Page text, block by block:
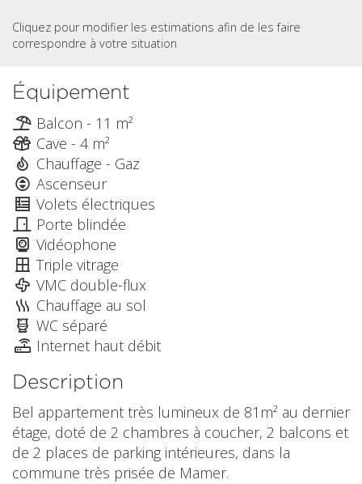
Cliquez pour modifier les estimations afin de les faire
correspondre à votre situation
Équipement
Balcon - 11 m²
Cave - 4 m²
Chauffage - Gaz
Ascenseur
Volets électriques
Porte blindée
Vidéophone
Triple vitrage
VMC double-flux
Chauffage au sol
WC séparé
Internet haut débit
Description
Bel appartement très lumineux de 81m² au dernier
étage, doté de 2 chambres à coucher, 2 balcons et
de 2 places de parking intérieures, dans la
commune très prisée de Mamer.